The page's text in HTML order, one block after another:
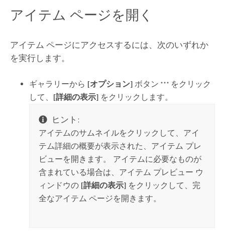
アイテム ページを開く
アイテム ページにアクセスするには、次のいずれか
を実行します。
ギャラリーから [オプション] ボタン
をクリック
して、 [詳細の表示] をクリックします。
ヒント:
アイテムのサムネイルをクリックして、アイ
テム詳細の概要が表示された、アイテム プレ
ビューを開きます。 アイテムに必要なものが
含まれている場合は、アイテム プレビュー ウ
ィンドウの [詳細の表示]をクリックして、完
全なアイテム ページを開きます。